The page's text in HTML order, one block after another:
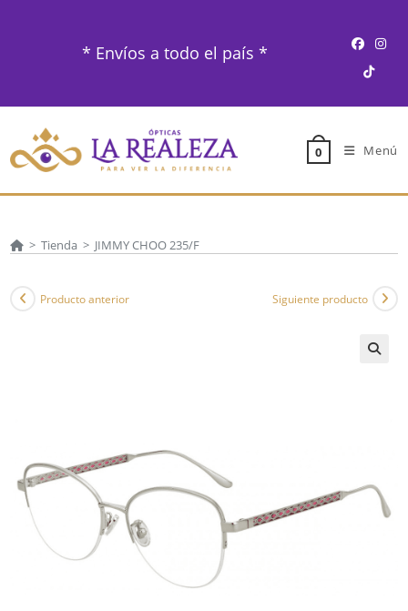
* Envíos a todo el país *
0 Menú
> Tienda > JIMMY CHOO 235/F
Producto anterior Siguiente producto